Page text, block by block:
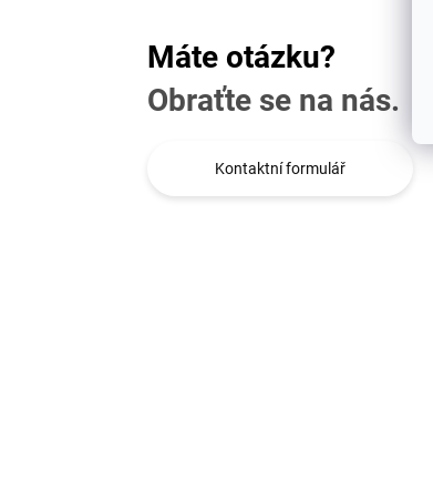
Máte otázku?
Obraťte se na nás.
Kontaktní formulář